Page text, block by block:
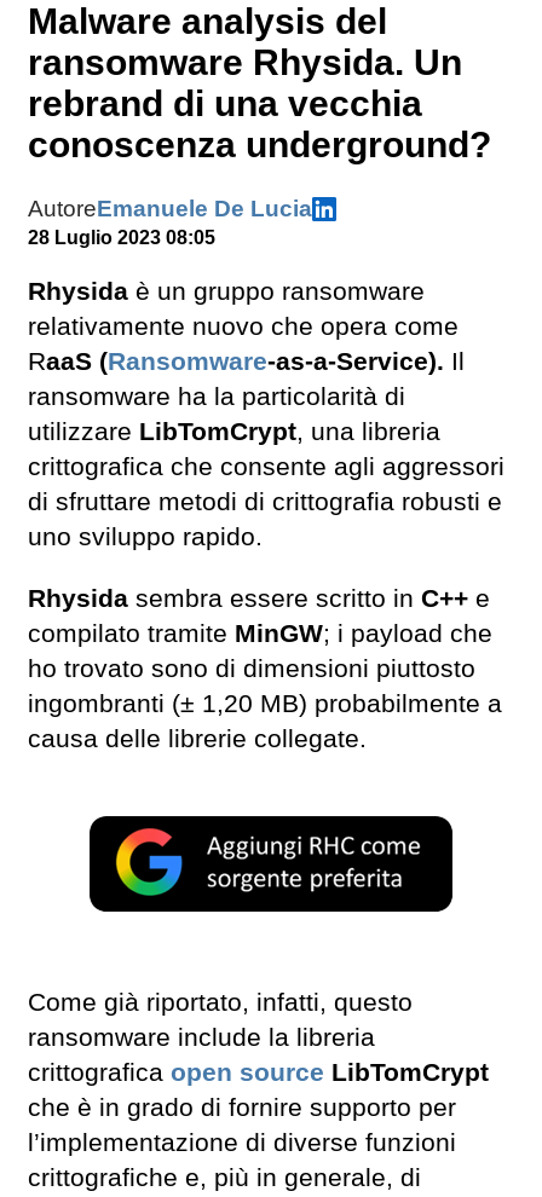
Malware analysis del
ransomware Rhysida. Un
rebrand di una vecchia
conoscenza underground?
AutoreEmanuele De Lucia
28 Luglio 2023 08:05
Rhysida è un gruppo ransomware
relativamente nuovo che opera come
RaaS (Ransomware-as-a-Service). Il
ransomware ha la particolarità di
utilizzare LibTomCrypt, una libreria
crittografica che consente agli aggressori
di sfruttare metodi di crittografia robusti e
uno sviluppo rapido.
Rhysida sembra essere scritto in C++ e
compilato tramite MinGW; i payload che
ho trovato sono di dimensioni piuttosto
ingombranti (± 1,20 MB) probabilmente a
causa delle librerie collegate.
Come già riportato, infatti, questo
ransomware include la libreria
crittografica open source LibTomCrypt
che è in grado di fornire supporto per
l’implementazione di diverse funzioni
crittografiche e, più in generale, di